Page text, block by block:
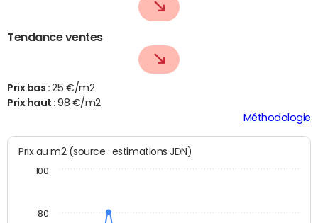
Tendance ventes
Prix bas : 25 €/m2
Prix haut :98 €/m2
Méthodologie
Prix au m2 (source : estimations JDN)
80
100